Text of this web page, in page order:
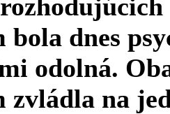
bola dnes
odolná.
zvládla na